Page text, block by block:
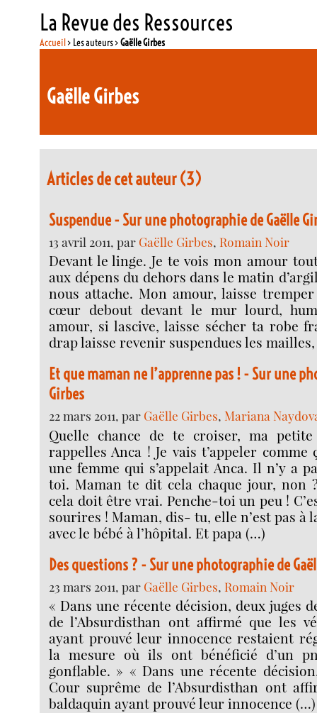
La Revue des Ressources
Accueil> Les auteurs >Gaëlle Girbes
Gaëlle Girbes
Articles de cet auteur (3)
Suspendue - Sur une photographie de Gaëlle
13 avril 2011, par Gaëlle Girbes, Romain Noir
Devant le linge. Je te vois mon amour
aux dépens du dehors dans le matin
nous attache. Mon amour, laisse
cœur debout devant le mur lourd,
amour, si lascive, laisse sécher ta robe
drap laisse revenir suspendues les
Et que maman ne l’apprenne pas ! - Sur une
Girbes
22 mars 2011, par Gaëlle Girbes,Mariana
Quelle chance de te croiser, ma
rappelles Anca ! Je vais t’appeler comme
une femme qui s’appelait Anca. Il n’y a
toi. Maman te dit cela chaque jour, non
cela doit être vrai. Penche-toi un peu !
sourires ! Maman, dis- tu, elle n’est pas à
avec le bébé à l’hôpital. Et papa (…)
Des questions ? - Sur une photographie de
23 mars 2011, par Gaëlle Girbes, Romain Noir
« Dans une récente décision, deux juges
de l’Absurdisthan ont affirmé que les
ayant prouvé leur innocence restaient
la mesure où ils ont bénéficié d’un
gonflable. » « Dans une récente
Cour suprême de l’Absurdisthan ont
baldaquin ayant prouvé leur innocence (…)